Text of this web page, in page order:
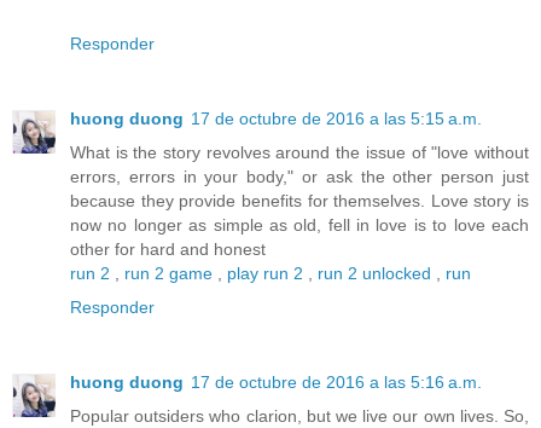
Responder
huong duong 17 de octubre de 2016 a las 5:15 a.m.
What is the story revolves around the issue of "love without
errors, errors in your body," or ask the other person just
because they provide benefits for themselves. Love story is
now no longer as simple as old, fell in love is to love each
other for hard and honest
run 2
run 2 game play run 2 run 2 unlocked
run
Responder
huong duong 17 de octubre de 2016 a las 5:16 a.m.
Popular outsiders who clarion, but we live our own lives. So,